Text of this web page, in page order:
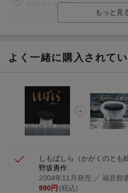
がポイント20倍
ト山分け
エントリー＆3,000円以上購入で
ラン）が当たる！
楽天モバイル紹介キャンペーン
進呈
よく一緒に購入されて
しもばしら
（かがくのとも
野坂勇作
2004年11月発売 ／ 福音館
990円 (税込)